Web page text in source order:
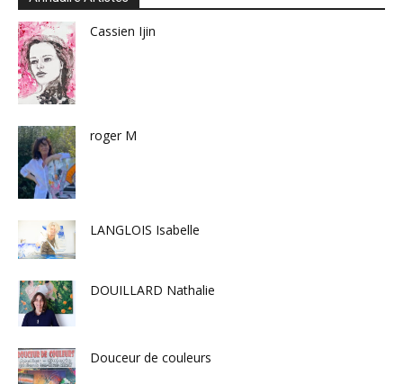
Cassien Ijin
roger M
LANGLOIS Isabelle
DOUILLARD Nathalie
Douceur de couleurs